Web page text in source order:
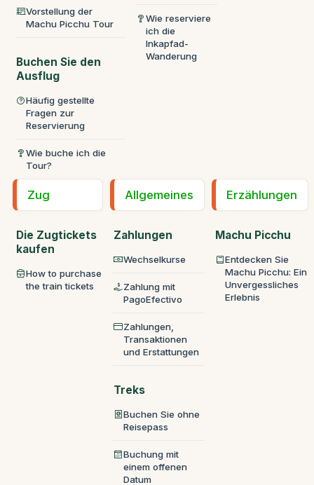
Vorstellung der
Machu Picchu Tour
Buchen Sie den
Ausflug
Häufig gestellte
Fragen zur
Reservierung
Wie buche ich die
Tour?
Wie reserviere
ich die
Inkapfad-
Wanderung
Zug
Die Zugtickets
kaufen
How to purchase
the train tickets
Allgemeines
Zahlungen
Wechselkurse
Zahlung mit
PagoEfectivo
Zahlungen,
Transaktionen
und Erstattungen
Treks
Buchen Sie ohne
Reisepass
Buchung mit
einem offenen
Datum
Erzählungen
Machu Picchu
Entdecken Sie
Machu Picchu: Ein
Unvergessliches
Erlebnis